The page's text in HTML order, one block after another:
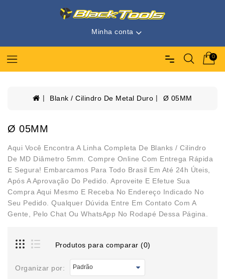
Minha conta
0
Blank / Cilindro De Metal Duro Ø 05MM
Ø 05MM
Aqui Você Encontra A Linha Completa De Blanks / Cilindro
De MD Diâmetro 5mm. Compre Online Com Entrega Rápida
E Segura! Embarcamos Para Todo Brasil Em Até 24h Úteis,
Após A Aprovação Do Pedido. Aproveite E Efetue Sua
Compra Aqui Mesmo E Receba No Endereço Indicado No
Seu Pedido. Qualquer Dúvida Entre Em Contato Com A
Gente, Pelo Chat Ou WhatsApp No Rodapé Dessa Página.
Produtos para comparar (0)
Organizar por: